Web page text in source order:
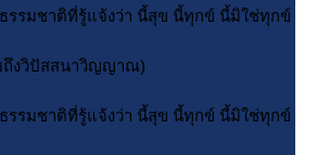
าติที่รู้แจ้งว่า นี้สุข นี้ทุกข์ นี้มิใช่ทุกข์
งวิปัสสนาวิญญาณ)
าติที่รู้แจ้งว่า นี้สุข นี้ทุกข์ นี้มิใช่ทุกข์